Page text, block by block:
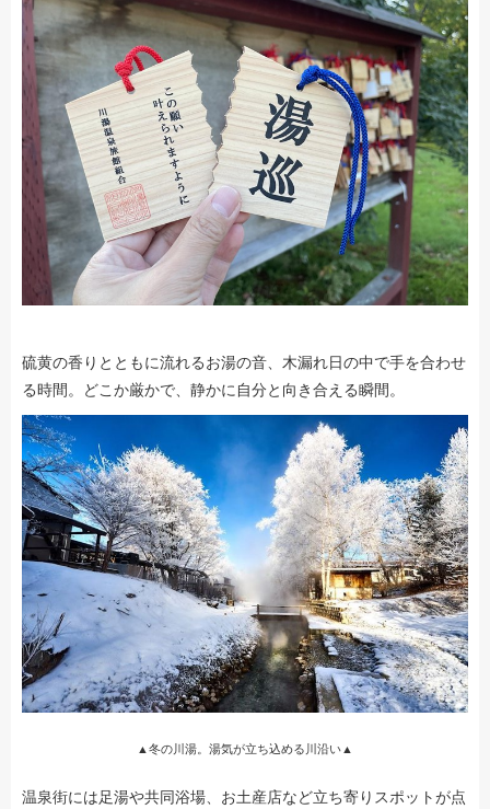
硫黄の香りとともに流れるお湯の音、木漏れ日の中で手を合わせ
る時間。どこか厳かで、静かに自分と向き合える瞬間。
▲冬の川湯。湯気が立ち込める川沿い▲
温泉街には足湯や共同浴場、お土産店など立ち寄りスポットが点